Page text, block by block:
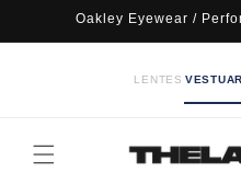
directamente
al contenido
Oakley Eyewear /
LENTES